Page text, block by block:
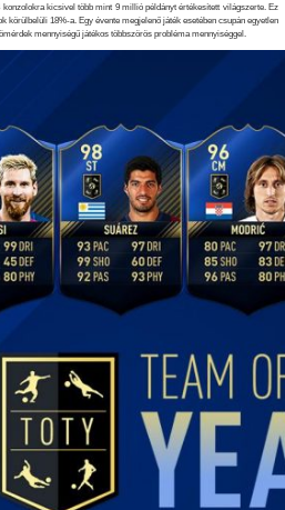
kicsivel több mint 9 millió példányt értékesített világszerte. Ez
körülbelüli 18%-a. Egy évente megjelenő játék esetében csupán egyetlen
mennyiségű játékos többszörös probléma mennyiséggel.